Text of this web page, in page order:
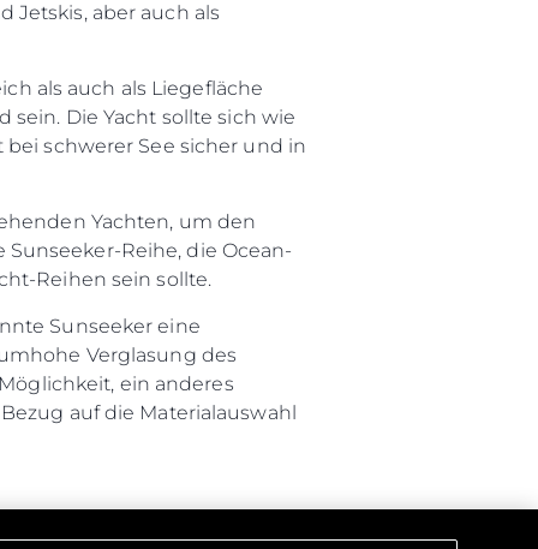
Jetskis, aber auch als
als auch als Liegefläche
Die Yacht sollte sich wie
schwerer See sicher und in
Yachten, um den
Reihe, die Ocean-
Reihen sein sollte.
Sunseeker eine
Verglasung des
ein anderes
auf die Materialauswahl
Nutzen des